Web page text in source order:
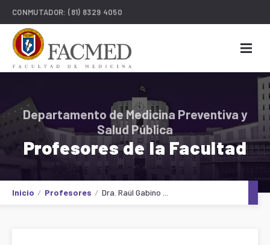
CONMUTADOR:(81) 8329 4050
Departamento de Medicina Preventiva y
Salud Pública
Profesores de la Facultad
Inicio Profesores Dra. Raúl Gabino ...